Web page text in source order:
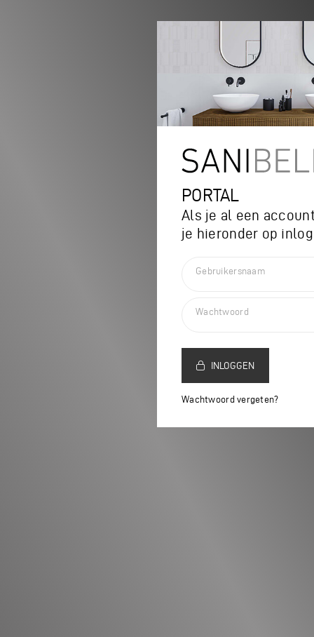
PORTAL
Als je al een
je hieronder op
Gebruikersnaam
Wachtwoord
INLOGGEN
Wachtwoord vergeten?